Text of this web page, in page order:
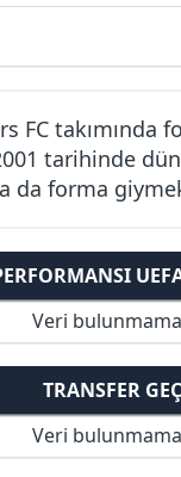
FC
tarihinde
da forma
Veri
TRANSFER
Veri